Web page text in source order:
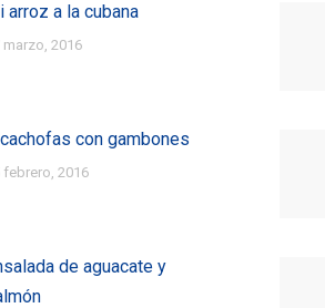
arroz a la cubana
marzo, 2016
con gambones
febrero, 2016
de aguacate y